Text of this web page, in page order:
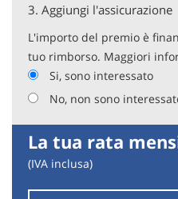
3. Aggiungi l'assicurazione
L'importo del premio è
tuo rimborso. Maggiori
Si, sono interessato
No, non sono
La tua rata
(IVA inclusa)